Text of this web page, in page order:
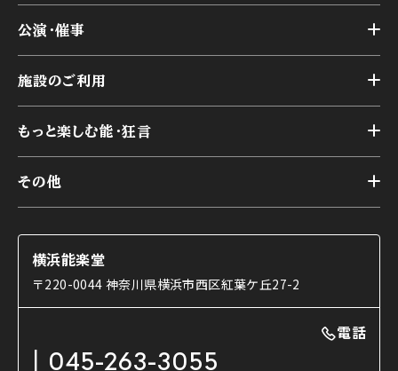
横浜能楽堂が取り組んだ事業
能舞台の歴史と特徴
様々なお客様に向けて
本舞台座席
交通アクセス
公演・催事
アーカイブ
施設のご利用
第二舞台
研修室
楽屋
ご利用の流れ
利用料金表
もっと楽しむ能・狂言
能舞台と演じ手
使用する道具
能・狂言の曲目説明
日本の古典芸能
その他
コラム
OTABISHO
チケット購入方法
横浜能楽堂
〒220-0044 神奈川県横浜市西区紅葉ケ丘27-2
電話
045-263-3055